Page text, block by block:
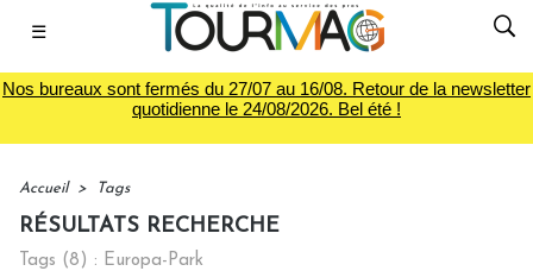
☰
Nos bureaux sont fermés du 27/07 au 16/08. Retour de la newsletter
quotidienne le 24/08/2026. Bel été !
Accueil > Tags
RÉSULTATS RECHERCHE
Tags (8) : Europa-Park